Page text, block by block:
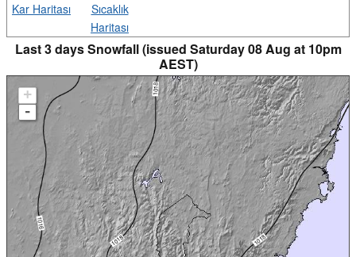
Kar Haritası
Sıcaklık
Haritası
Last 3 days Snowfall (issued Saturday 08 Aug at 10pm
AEST)
+
-